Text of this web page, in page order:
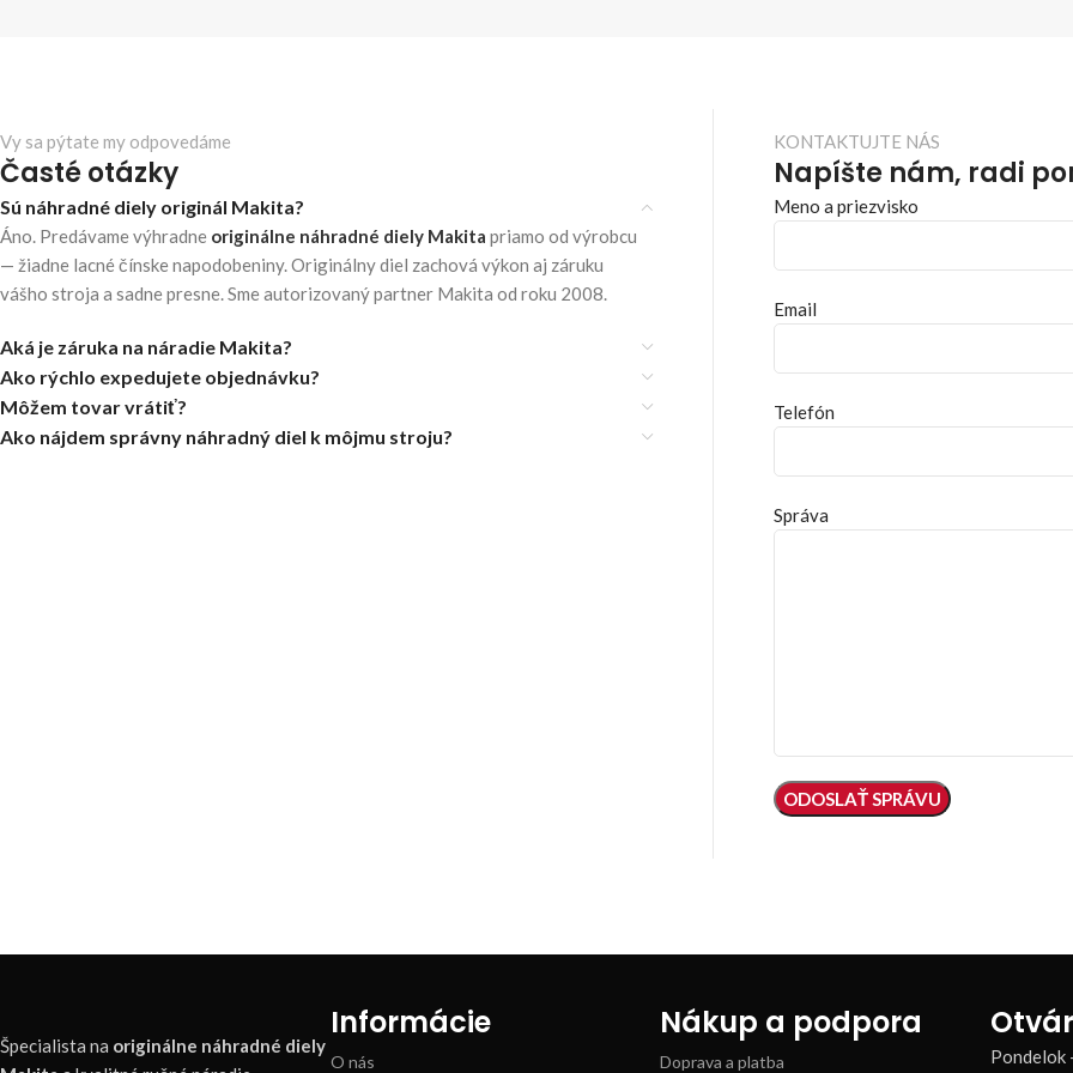
Vy sa pýtate my odpovedáme
Časté otázky
Sú náhradné diely originál Makita?
Áno. Predávame výhradne originálne náhradné diely Makita priamo od výrobcu
— žiadne lacné čínske napodobeniny. Originálny diel zachová výkon aj záruku
vášho stroja a sadne presne. Sme autorizovaný partner Makita od roku 2008.
Aká je záruka na náradie Makita?
Ako rýchlo expedujete objednávku?
Môžem tovar vrátiť?
Ako nájdem správny náhradný diel k môjmu stroju?
KONTAKTUJTE NÁS
Napíšte nám, radi
Meno a priezvisko
Email
Telefón
Správa
Špecialista na originálne náhradné diely
Informácie
O nás
Nákup a podpora
Doprava a platba Pondelok